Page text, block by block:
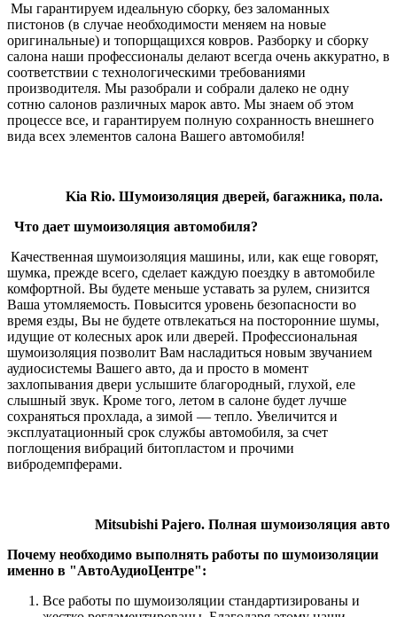
Мы гарантируем идеальную сборку, без заломанных
пистонов (в случае необходимости меняем на новые
оригинальные) и топорщащихся ковров. Разборку и сборку
салона наши профессионалы делают всегда очень аккуратно, в
соответствии с технологическими требованиями
производителя. Мы разобрали и собрали далеко не одну
сотню салонов различных марок авто. Мы знаем об этом
процессе все, и гарантируем полную сохранность внешнего
вида всех элементов салона Вашего автомобиля!
Kia Rio. Шумоизоляция дверей, багажника, пола.
Что дает шумоизоляция автомобиля?
Качественная шумоизоляция машины, или, как еще говорят,
шумка, прежде всего, сделает каждую поездку в автомобиле
комфортной. Вы будете меньше уставать за рулем, снизится
Ваша утомляемость. Повысится уровень безопасности во
время езды, Вы не будете отвлекаться на посторонние шумы,
идущие от колесных арок или дверей. Профессиональная
шумоизоляция позволит Вам насладиться новым звучанием
аудиосистемы Вашего авто, да и просто в момент
захлопывания двери услышите благородный, глухой, еле
слышный звук. Кроме того, летом в салоне будет лучше
сохраняться прохлада, а зимой — тепло. Увеличится и
эксплуатационный срок службы автомобиля, за счет
поглощения вибраций битопластом и прочими
вибродемпферами.
Mitsubishi Pajero. Полная шумоизоляция авто
Почему необходимо выполнять работы по шумоизоляции
именно в "АвтоАудиоЦентре":
Все работы по шумоизоляции стандартизированы и